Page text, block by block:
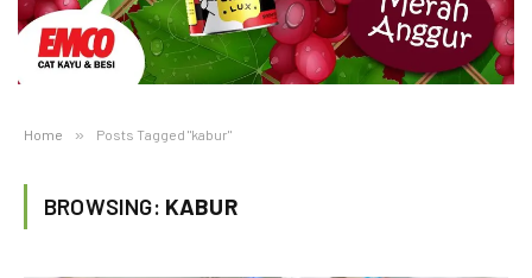
Home » Posts Tagged "kabur"
BROWSING: KABUR